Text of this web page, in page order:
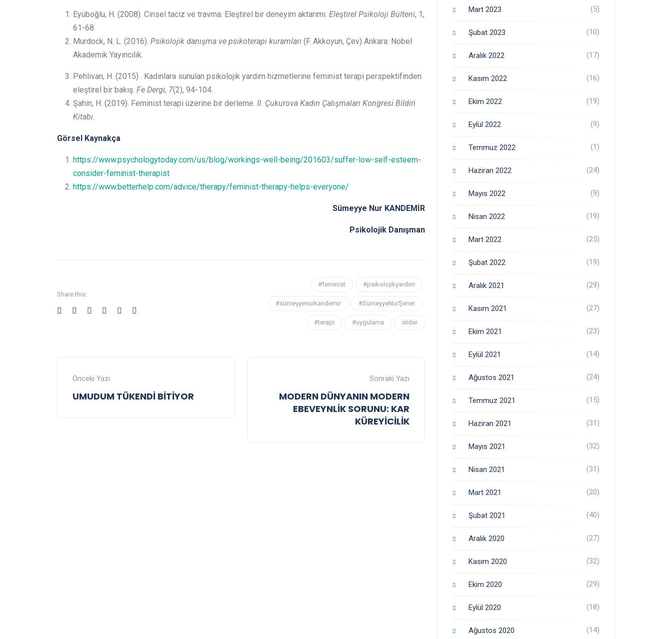
Eyüboğlu, H. (2008). Cinsel taciz ve travma: Eleştirel bir deneyim aktarımı. Eleştirel Psikoloji Bülteni, 1,
61-68.
Murdock, N. L. (2016). Psikolojik danışma ve psikoterapi kuramları (F. Akkoyun, Çev) Ankara: Nobel
Akademik Yayıncılık.
Pehlivan, H. (2015) . Kadınlara sunulan psikolojik yardım hizmetlerine feminist terapi perspektifinden
eleştirel bir bakış. Fe Dergi, 7(2), 94-104.
Şahin, H. (2019). Feminist terapi üzerine bir derleme. II. Çukurova Kadın Çalışmaları Kongresi Bildiri
Kitabı.
Görsel Kaynakça
https://www.psychologytoday.com/us/blog/workings-well-being/201603/suffer-low-self-esteem-
consider-feminist-therapist
https://www.betterhelp.com/advice/therapy/feminist-therapy-helps-everyone/
Sümeyye Nur KANDEMİR
Psikolojik Danışman
Share this:
#feminist #psikolojikyardım
#sümeyyenurkandemir #SümeyyeNurŞener
#terapi #uygulama slider
Önceki Yazı
UMUDUM TÜKENDİ BİTİYOR
Sonraki Yazı
MODERN DÜNYANIN MODERN
EBEVEYNLİK SORUNU: KAR
KÜREYİCİLİK
Mart 2023 (5)
Şubat 2023 (10)
Aralık 2022 (17)
Kasım 2022 (16)
Ekim 2022 (19)
Eylül 2022 (9)
Temmuz 2022 (1)
Haziran 2022 (24)
Mayıs 2022 (9)
Nisan 2022 (19)
Mart 2022 (25)
Şubat 2022 (19)
Aralık 2021 (29)
Kasım 2021 (27)
Ekim 2021 (23)
Eylül 2021 (14)
Ağustos 2021 (24)
Temmuz 2021 (15)
Haziran 2021 (31)
Mayıs 2021 (32)
Nisan 2021 (31)
Mart 2021 (20)
Şubat 2021 (40)
Aralık 2020 (27)
Kasım 2020 (32)
Ekim 2020 (29)
Eylül 2020 (18)
Ağustos 2020 (14)